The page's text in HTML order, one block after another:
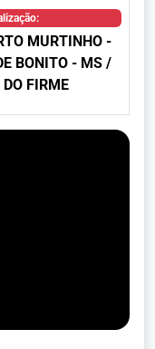
MURTINHO -
BONITO - MS /
DO FIRME